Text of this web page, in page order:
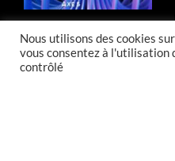
Nous utilisons des cookies
vous consentez à l'utilisation
contrôlé